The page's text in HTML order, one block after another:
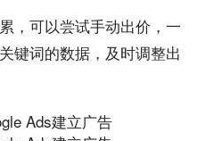
，可以尝试手动出价，一
键词的数据，及时调整出